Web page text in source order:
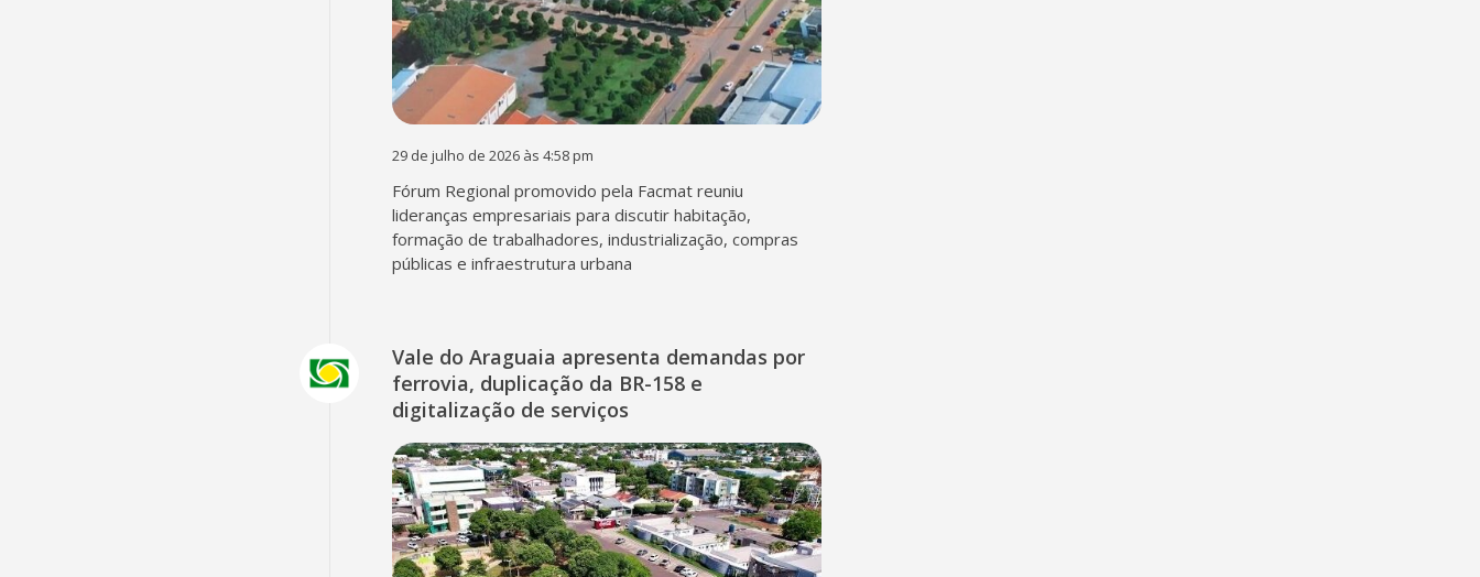
29 de julho de 2026 às 4:58 pm
Fórum Regional promovido pela Facmat reuniu
lideranças empresariais para discutir habitação,
formação de trabalhadores, industrialização, compras
públicas e infraestrutura urbana
Vale do Araguaia apresenta demandas por
ferrovia, duplicação da BR-158 e
digitalização de serviços